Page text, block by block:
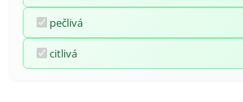
pečlivá
citlivá